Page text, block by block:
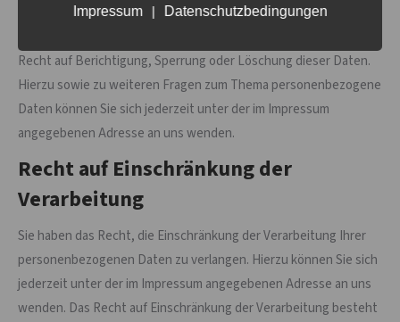
gespeicherten personenbezogenen Daten, deren Herkunft und
Recht auf Berichtigung, Sperrung oder Löschung dieser Daten.
Hierzu sowie zu weiteren Fragen zum Thema personenbezogene
Daten können Sie sich jederzeit unter der im Impressum
angegebenen Adresse an uns wenden.
Recht auf Einschränkung der
Verarbeitung
Sie haben das Recht, die Einschränkung der Verarbeitung Ihrer
personenbezogenen Daten zu verlangen. Hierzu können Sie sich
jederzeit unter der im Impressum angegebenen Adresse an uns
wenden. Das Recht auf Einschränkung der Verarbeitung besteht
Impressum
| Datenschutzbedingungen